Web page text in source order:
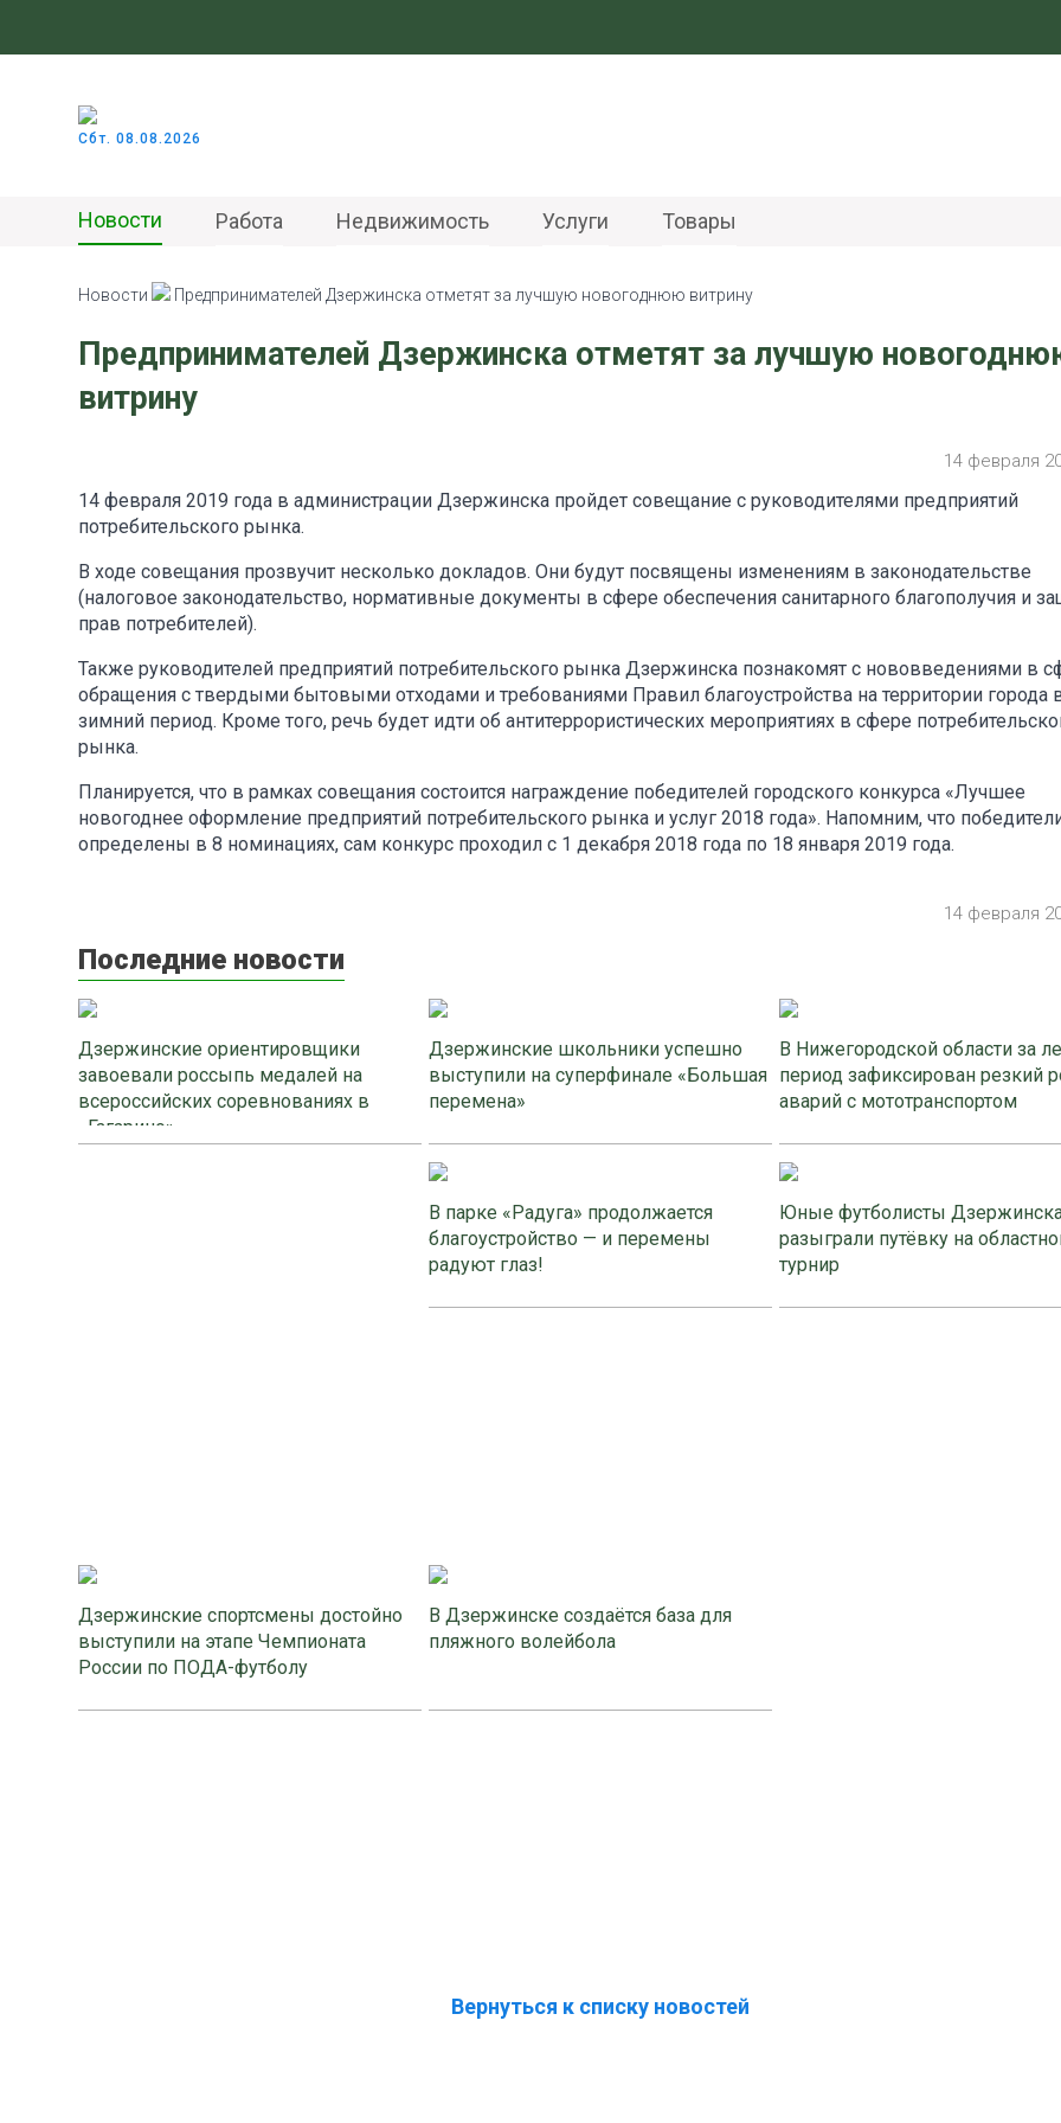
Сбт. 08.08.2026
Новости Работа Недвижимость Услуги Товары
Новости Предпринимателей Дзержинска отметят за лучшую новогоднюю витрину
Предпринимателей Дзержинска отметят за лучшую
витрину
14 февраля
14 февраля 2019 года в администрации Дзержинска пройдет совещание с руководителями предприятий
потребительского рынка.
В ходе совещания прозвучит несколько докладов. Они будут посвящены изменениям в законодательстве
(налоговое законодательство, нормативные документы в сфере обеспечения санитарного благополучия и
прав потребителей).
Также руководителей предприятий потребительского рынка Дзержинска познакомят с нововведениями в
обращения с твердыми бытовыми отходами и требованиями Правил благоустройства на территории города
зимний период. Кроме того, речь будет идти об антитеррористических мероприятиях в сфере
рынка.
Планируется, что в рамках совещания состоится награждение победителей городского конкурса «Лучшее
новогоднее оформление предприятий потребительского рынка и услуг 2018 года». Напомним, что
определены в 8 номинациях, сам конкурс проходил с 1 декабря 2018 года по 18 января 2019 года.
14 февраля
Последние новости
Дзержинские ориентировщики
завоевали россыпь медалей на
всероссийских соревнованиях в
«Гагарино»
Дзержинские школьники успешно
выступили на суперфинале «Большая
перемена»
В Нижегородской области за
период зафиксирован резкий
аварий с мототранспортом
В парке «Радуга» продолжается
благоустройство — и перемены
радуют глаз!
Юные футболисты
разыграли путёвку на
турнир
Дзержинские спортсмены достойно
выступили на этапе Чемпионата
России по ПОДА-футболу
В Дзержинске создаётся база для
пляжного волейбола
Вернуться к списку новостей